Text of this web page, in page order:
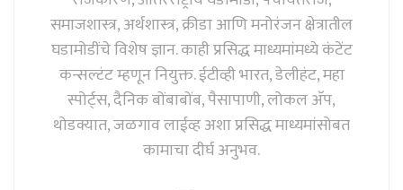
समाजशास्त्र, अर्थशास्त्र, क्रीडा आणि मनोरंजन क्षेत्रातील
घडामोडींचे विशेष ज्ञान. काही प्रसिद्ध माध्यमांमध्ये कंटेंट
कन्सल्टंट म्हणून नियुक्त. ईटीव्ही भारत, डेलीहंट, महा
स्पोर्ट्स, दैनिक बोंबाबोंब, पैसापाणी, लोकल अ‍ॅप,
थोडक्यात, जळगाव लाईव्ह अशा प्रसिद्ध माध्यमांसोबत
कामाचा दीर्घ अनुभव.